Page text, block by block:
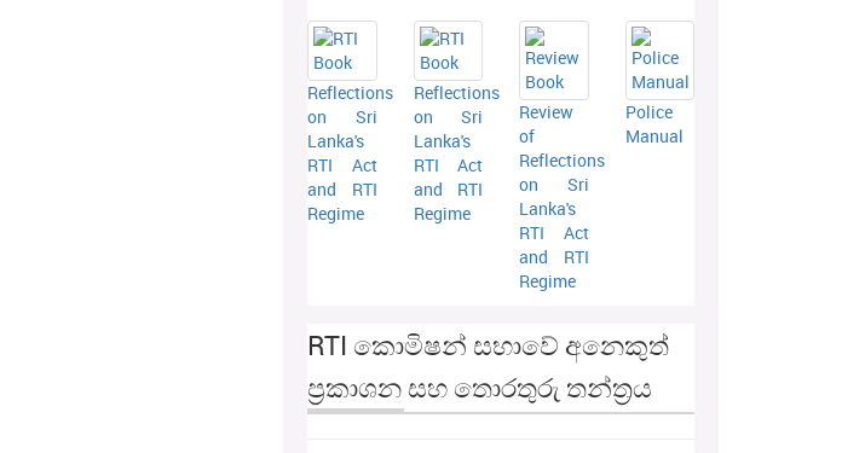
Reflections
on Sri
Lanka's
RTI Act
and RTI
Regime
Reflections
on Sri
Lanka's
RTI Act
and RTI
Regime
Review
of
Reflections
on Sri
Lanka's
RTI Act
and RTI
Regime
Police
Manual
RTI කොමිෂන් සභාවේ අනෙකුත්
ප්‍රකාශන සහ තොරතුරු තන්ත්‍රය